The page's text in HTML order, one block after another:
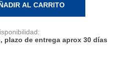
AL CARRITO
plazo de entrega aprox 30 días